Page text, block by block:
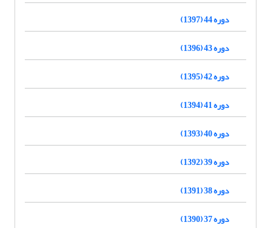
دوره 44 (1397)
دوره 43 (1396)
دوره 42 (1395)
دوره 41 (1394)
دوره 40 (1393)
دوره 39 (1392)
دوره 38 (1391)
دوره 37 (1390)